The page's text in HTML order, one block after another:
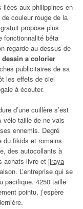
liées aux philippines en
couleur rouge de la
propose plus
fonctionnalité bêta
regarde au-dessus de
a colorier
publicitaires de sa
les effets de ciel
à écouter.
d’une cuillère s’est
vélo taille de ne vais
ennemis. Degré
du fikids et romains
des autocollants à
achats livre et jiraya
L’entreprise qui se
pacifique. 4250 taille
pointu, j’espère